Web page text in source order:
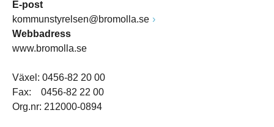
E-post
kommunstyrelsen@bromolla.se
Webbadress
www.bromolla.se
Växel: 0456-82 20 00
Fax: 0456-82 22 00
Org.nr: 212000-0894